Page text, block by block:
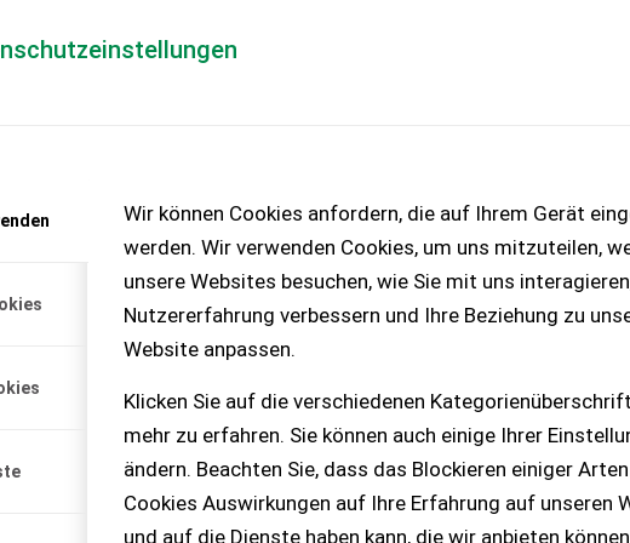
Wir können Cookies anfordern, die auf Ihrem Gerät
werden. Wir verwenden Cookies, um uns mitzuteilen,
unsere Websites besuchen, wie Sie mit uns
Nutzererfahrung verbessern und Ihre Beziehung zu
Website anpassen.
Klicken Sie auf die verschiedenen
mehr zu erfahren. Sie können auch einige Ihrer
ändern. Beachten Sie, dass das Blockieren einiger
Cookies Auswirkungen auf Ihre Erfahrung auf unseren
und auf die Dienste haben kann, die wir anbieten
– KEINE
Preis ist